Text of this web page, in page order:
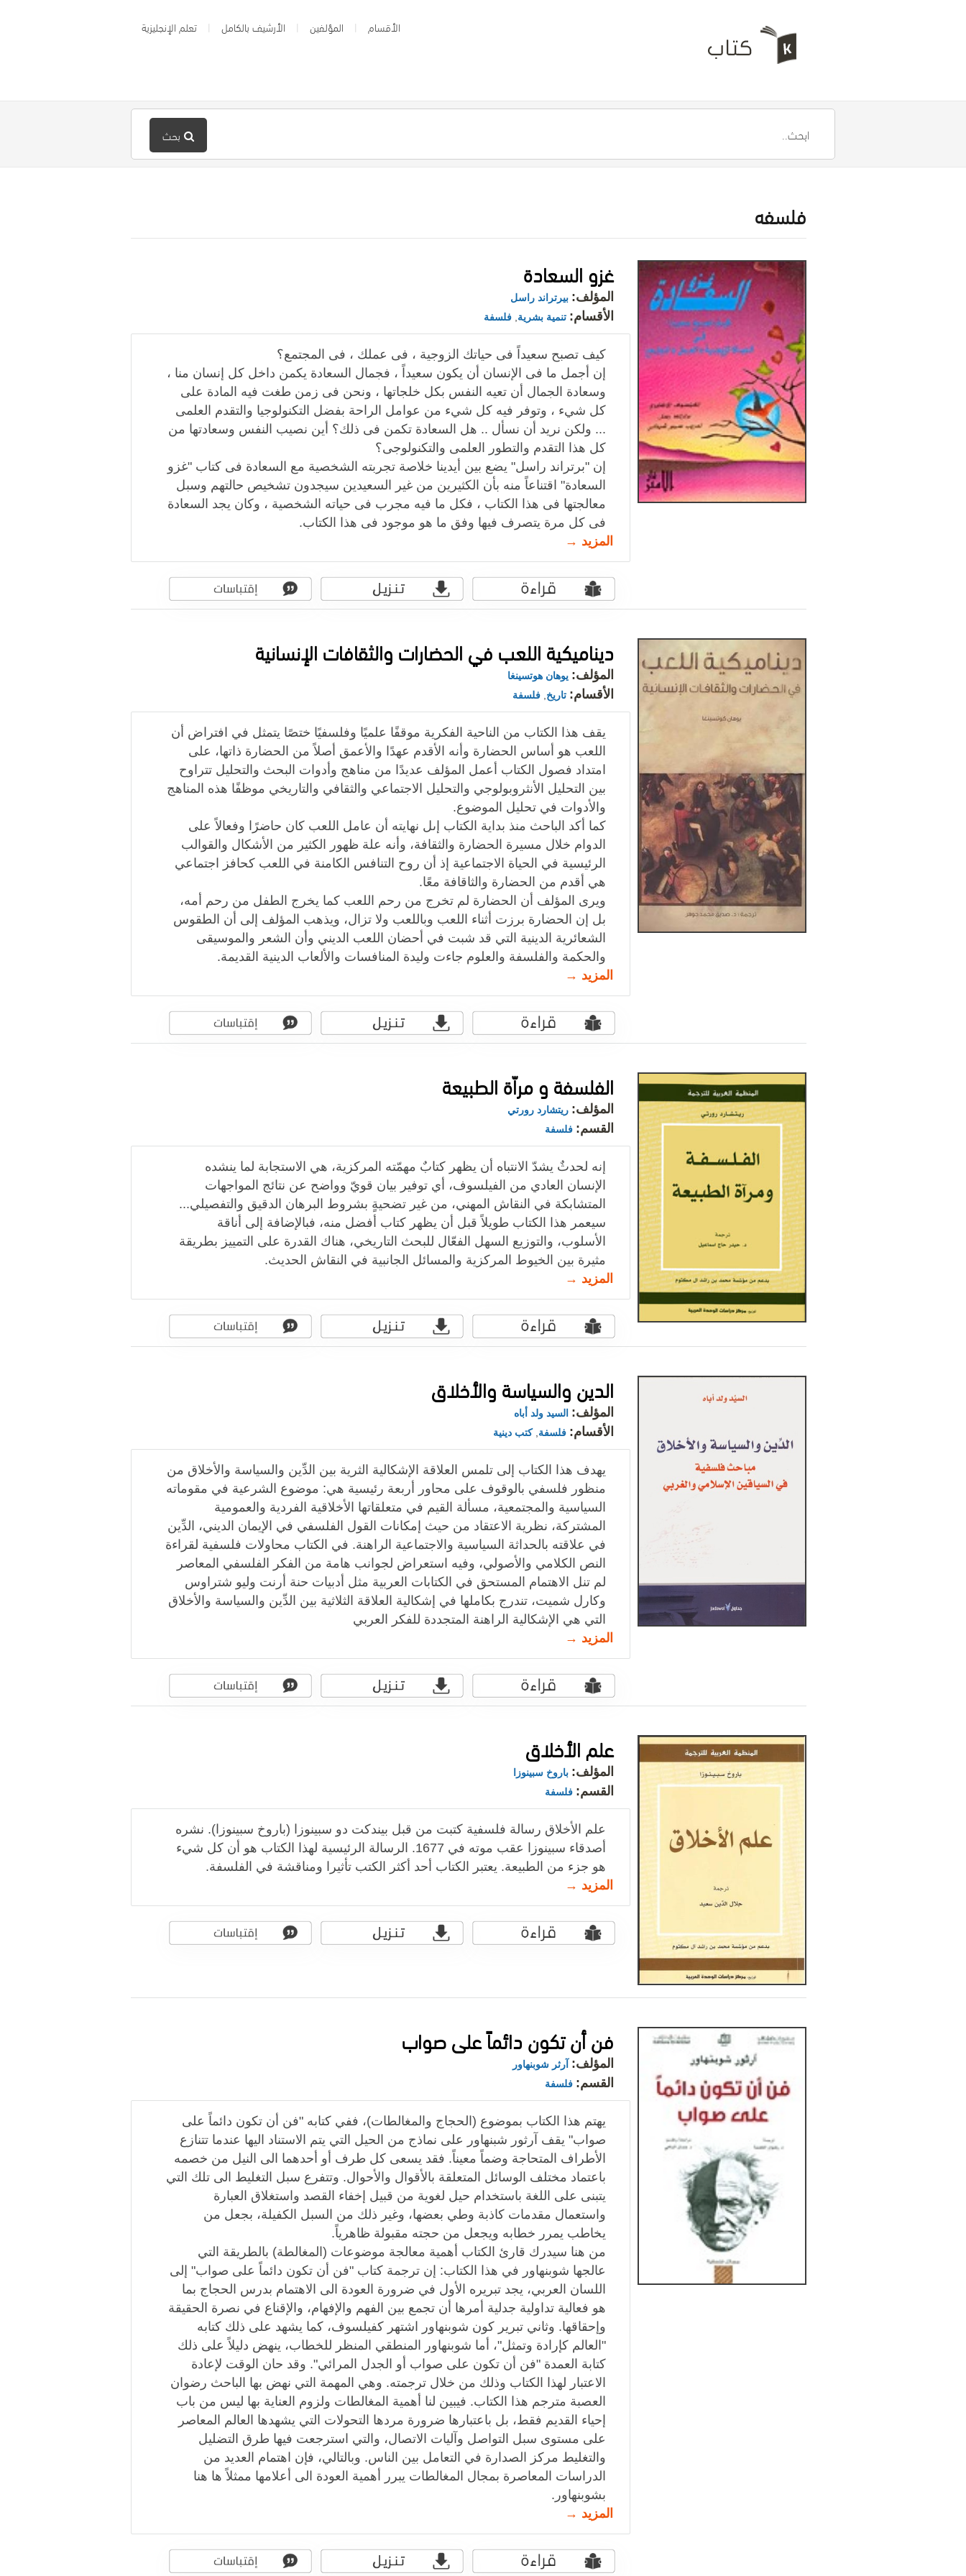
الأقسام المؤلفين الأرشيف بالكامل تعلم الإنجليزية
بحث
فلسفه
غزو السعادة
المؤلف: بيرتراند راسل
الأقسام: تنمية بشرية فلسفة
كيف تصبح سعيداً فى حياتك الزوجية ، فى عملك ، فى المجتمع؟
إن أجمل ما فى الإنسان أن يكون سعيداً ، فجمال السعادة يكمن داخل كل إنسان منا ،
وسعادة الجمال أن تعيه النفس بكل خلجاتها ، ونحن فى زمن طغت فيه المادة على
كل شيء ، وتوفر فيه كل شيء من عوامل الراحة بفضل التكنولوجيا والتقدم العلمى
... ولكن نريد أن نسأل .. هل السعادة تكمن فى ذلك؟ أين نصيب النفس وسعادتها من
كل هذا التقدم والتطور العلمى والتكنولوجى؟
إن "برتراند راسل" يضع بين أيدينا خلاصة تجربته الشخصية مع السعادة فى كتاب "غزو
السعادة" اقتناعاً منه بأن الكثيرين من غير السعيدين سيجدون تشخيص حالتهم وسبل
معالجتها فى هذا الكتاب ، فكل ما فيه مجرب فى حياته الشخصية ، وكان يجد السعادة
فى كل مرة يتصرف فيها وفق ما هو موجود فى هذا الكتاب.
المزيد →
ديناميكية اللعب في الحضارات والثقافات الإنسانية
المؤلف: يوهان هوتسينغا
الأقسام: تاريخ فلسفة
يقف هذا الكتاب من الناحية الفكرية موقفًا علميًا وفلسفيًا ختصًا يتمثل في افتراض أن
اللعب هو أساس الحضارة وأنه الأقدم عهدًا والأعمق أصلاً من الحضارة ذاتها، على
امتداد فصول الكتاب أعمل المؤلف عديدًا من مناهج وأدوات البحث والتحليل تتراوح
بين التحليل الأنثروبولوجي والتحليل الاجتماعي والثقافي والتاريخي موظفًا هذه المناهج
والأدوات في تحليل الموضوع.
كما أكد الباحث منذ بداية الكتاب إىل نهايته أن عامل اللعب كان حاضرًا وفعالاً على
الدوام خلال مسيرة الحضارة والثقافة، وأنه علة ظهور الكثير من الأشكال والقوالب
الرئيسية في الحياة الاجتماعية إذ أن روح التنافس الكامنة في اللعب كحافز اجتماعي
هي أقدم من الحضارة والثاقافة معًا.
ويرى المؤلف أن الحضارة لم تخرج من رحم اللعب كما يخرج الطفل من رحم أمه،
بل إن الحضارة برزت أثناء اللعب وباللعب ولا تزال، ويذهب المؤلف إلى أن الطقوس
الشعائرية الدينية التي قد شبت في أحضان اللعب الديني وأن الشعر والموسيقى
والحكمة والفلسفة والعلوم جاءت وليدة المنافسات والألعاب الدينية القديمة.
المزيد →
الفلسفة و مراّة الطبيعة
المؤلف: ريتشارد رورتي
القسم: فلسفة
إنه لحدثٌ يشدّ الانتباه أن يظهر كتابٌ مهمّته المركزية، هي الاستجابة لما ينشده
الإنسان العادي من الفيلسوف، أي توفير بيان قويّ وواضح عن نتائج المواجهات
المتشابكة في النقاش المهني، من غير تضحيةٍ بشروط البرهان الدقيق والتفصيلي...
سيعمر هذا الكتاب طويلاً قبل أن يظهر كتاب أفضل منه، فبالإضافة إلى أناقة
الأسلوب، والتوزيع السهل الفعّال للبحث التاريخي، هناك القدرة على التمييز بطريقة
مثيرة بين الخيوط المركزية والمسائل الجانبية في النقاش الحديث.
المزيد →
الدين والسياسة والأخلاق
المؤلف: السيد ولد أباه
الأقسام: فلسفة ,كتب دينية
يهدف هذا الكتاب إلى تلمس العلاقة الإشكالية الثرية بين الدِّين والسياسة والأخلاق من
منظور فلسفي بالوقوف على محاور أربعة رئيسية هي: موضوع الشرعية في مقوماته
السياسية والمجتمعية، مسألة القيم في متعلقاتها الأخلاقية الفردية والعمومية
المشتركة، نظرية الاعتقاد من حيث إمكانات القول الفلسفي في الإيمان الديني، الدِّين
في علاقته بالحداثة السياسية والاجتماعية الراهنة. في الكتاب محاولات فلسفية لقراءة
النص الكلامي والأصولي، وفيه استعراض لجوانب هامة من الفكر الفلسفي المعاصر
لم تنل الاهتمام المستحق في الكتابات العربية مثل أدبيات حنة أرنت وليو شتراوس
وكارل شميت، تندرج بكاملها في إشكالية العلاقة الثلاثية بين الدِّين والسياسة والأخلاق
التي هي الإشكالية الراهنة المتجددة للفكر العربي
المزيد →
علم الأخلاق
المؤلف: باروخ سبينوزا
القسم: فلسفة
علم الأخلاق رسالة فلسفية كتبت من قبل بيندكت دو سبينوزا (باروخ سبينوزا). نشره
أصدقاء سبينوزا عقب موته في 1677. الرسالة الرئيسية لهذا الكتاب هو أن كل شيء
هو جزء من الطبيعة. يعتبر الكتاب أحد أكثر الكتب تأثيرا ومناقشة في الفلسفة.
المزيد →
فن أن تكون دائماً على صواب
المؤلف: آرثر شوبنهاور
القسم: فلسفة
يهتم هذا الكتاب بموضوع (الحجاج والمغالطات)، ففي كتابه "فن أن تكون دائماً على
صواب" يقف آرثور شبنهاور على نماذج من الحيل التي يتم الاستناد اليها عندما تتنازع
الأطراف المتحاجة وضماً معيناً. فقد يسعى كل طرف أو أحدهما الى النيل من خصمه
باعتماد مختلف الوسائل المتعلقة بالأقوال والأحوال. وتتفرع سبل التغليط الى تلك التي
يتبنى على اللغة باستخدام حيل لغوية من قبيل إخفاء القصد واستغلاق العبارة
واستعمال مقدمات كاذبة وطي بعضها، وغير ذلك من السبل الكفيلة، بجعل من
يخاطب يمرر خطابه ويجعل من حجته مقبولة ظاهرياً.
من هنا سيدرك قارئ الكتاب أهمية معالجة موضوعات (المغالطة) بالطريقة التي
عالجها شوبنهاور في هذا الكتاب: إن ترجمة كتاب "فن أن تكون دائماً على صواب" إلى
اللسان العربي، يجد تبريره الأول في ضرورة العودة الى الاهتمام بدرس الحجاج بما
هو فعالية تداولية جدلية أمرها أن تجمع بين الفهم والإفهام، والإقناع في نصرة الحقيقة
وإحقاقها. وثاني تبرير كون شوبنهاور اشتهر كفيلسوف، كما يشهد على ذلك كتابه
"العالم كإرادة وتمثل"، أما شوبنهاور المنطقي المنظر للخطاب، ينهض دليلاً على ذلك
كتابة العمدة "فن أن تكون على صواب أو الجدل المرائي". وقد حان الوقت لإعادة
الاعتبار لهذا الكتاب وذلك من خلال ترجمته. وهي المهمة التي نهض بها الباحث رضوان
العصبة مترجم هذا الكتاب. فيبين لنا أهمية المغالطات ولزوم العناية بها ليس من باب
إحياء القديم فقط، بل باعتبارها ضرورة مردها التحولات التي يشهدها العالم المعاصر
على مستوى سبل التواصل وآليات الاتصال، والتي استرجعت فيها طرق التضليل
والتغليط مركز الصدارة في التعامل بين الناس. وبالتالي، فإن اهتمام العديد من
الدراسات المعاصرة بمجال المغالطات يبرر أهمية العودة الى أعلامها ممثلاً ها هنا
بشوبنهاور.
المزيد →